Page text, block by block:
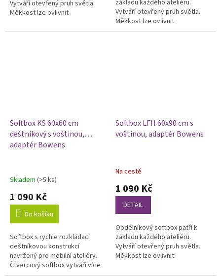
Vytváří otevřený pruh světla.
Měkkost lze ovlivnit
plochami. Softbox je otočný o
základu každého ateliéru.
Vytváří otevřený pruh světla.
Měkkost lze ovlivnit
odnímatelnými difuzními
Softbox KS 60x60 cm
deštníkový s voštinou,
adaptér Bowens
Skladem (>5 ks)
1 090 Kč
Do košíku
Softbox s rychle rozkládací
deštníkovou konstrukcí
navržený pro mobilní ateliéry.
Čtvercový softbox vytváří více
uzavřené, ostřejší světlo a je
Softbox LFH 60x90 cm s
voštinou, adaptér Bowens
Průměrné
produktu
5,0
5
hvězdiček.
Na cestě
1 090 Kč
DETAIL
Obdélníkový softbox patří k
základu každého ateliéru.
Vytváří otevřený pruh světla.
Měkkost lze ovlivnit
plochami a voštinou. Softbox je